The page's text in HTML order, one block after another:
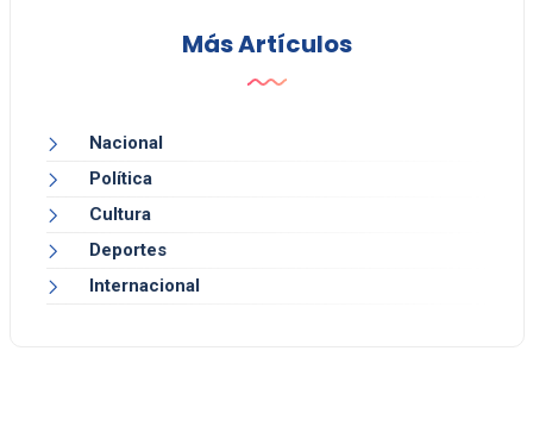
Más Artículos
Nacional
Política
Cultura
Deportes
Internacional